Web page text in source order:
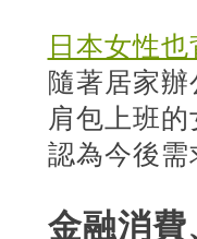
日本女性
隨著居家
肩包上班
認為今後
金融消費